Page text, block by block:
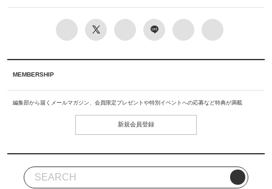
MEMBERSHIP
編集部から届くメールマガジン、会員限定プレゼントや特別イベントへの応募など特典が満載
新規会員登録